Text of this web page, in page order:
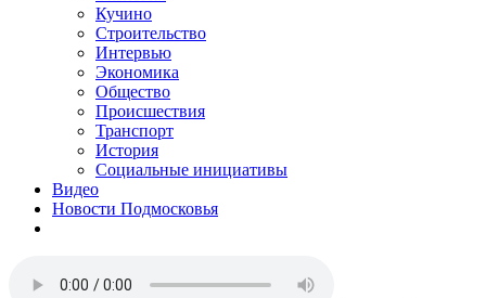
Кучино
Строительство
Интервью
Экономика
Общество
Происшествия
Транспорт
История
Социальные инициативы
Видео
Новости Подмосковья